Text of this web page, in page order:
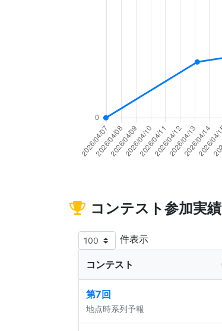
コンテスト参加実績
件表示
コンテスト
第7回
地点時系列予報